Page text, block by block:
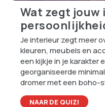
Wat zegt
Je interieur zegt meer
kleuren, meubels en
een kijkje in je karakter
georganiseerde
dromer met een boho-
NAAR DE QUIZ!